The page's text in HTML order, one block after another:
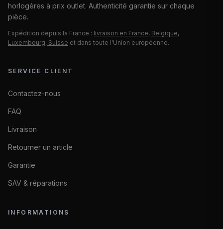
horlogères à prix outlet. Authenticité garantie sur chaque
pièce.
Expédition depuis la France : livraison en France, Belgique,
Luxembourg, Suisse et dans toute l'Union européenne.
SERVICE CLIENT
Contactez-nous
FAQ
Livraison
Retourner un article
Garantie
SAV & réparations
INFORMATIONS